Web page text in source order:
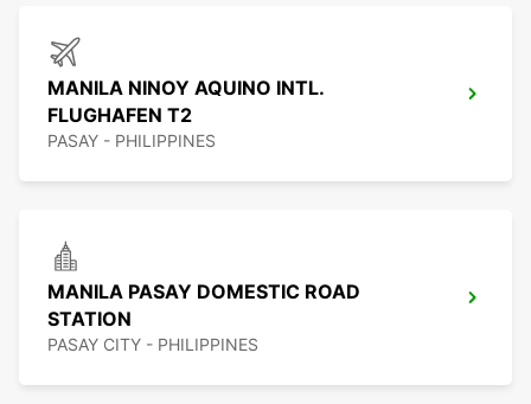
MANILA NINOY AQUINO INTL.
FLUGHAFEN T2
PASAY - PHILIPPINES
MANILA PASAY DOMESTIC ROAD
STATION
PASAY CITY - PHILIPPINES